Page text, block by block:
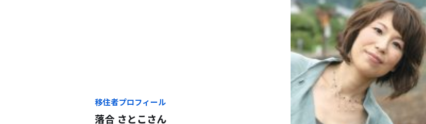
移住者プロフィール
落合 さとこ さん